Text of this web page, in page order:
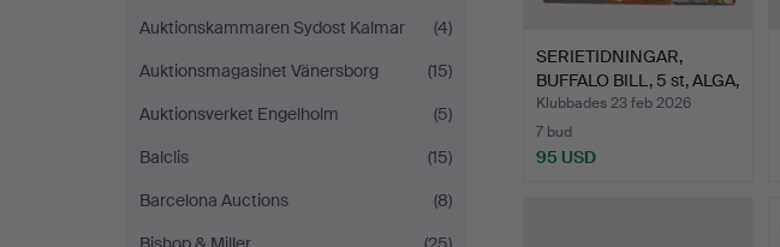
Auktionskammaren Sydost Kalmar
(4)
Auktionsmagasinet Vänersborg
(15)
Auktionsverket Engelholm
(5)
Balclis
(15)
Barcelona Auctions
(8)
SERIETIDNINGAR,
BUFFALO BILL, 5 st, ALGA,
…
Klubbades 23 feb 2026
7 bud
95 USD